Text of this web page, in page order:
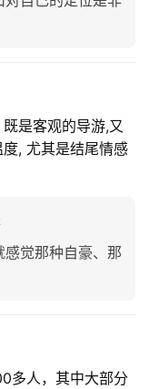
是客观的导游,又
, 尤其是结尾情感
感觉那种自豪、那
多人，其中大部分